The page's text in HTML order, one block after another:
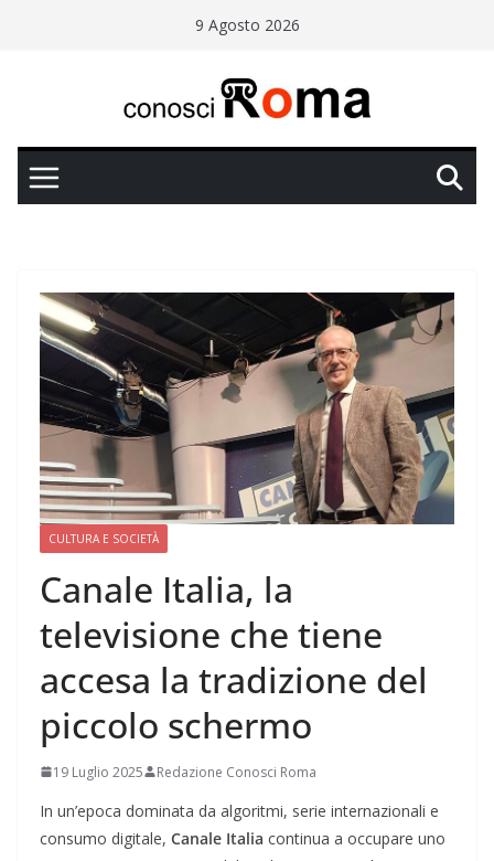
9 Agosto 2026
CULTURA E SOCIETÀ
Canale Italia, la
televisione che tiene
accesa la tradizione del
piccolo schermo
19 Luglio 2025 Redazione Conosci Roma
In un’epoca dominata da algoritmi, serie internazionali e
consumo digitale, Canale Italia continua a occupare uno